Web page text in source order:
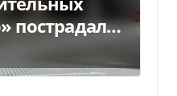
пострадали
—